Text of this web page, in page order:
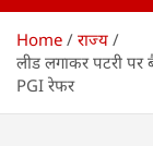
Home
राज्य
लीड लगाकर पटरी
PGI रेफर